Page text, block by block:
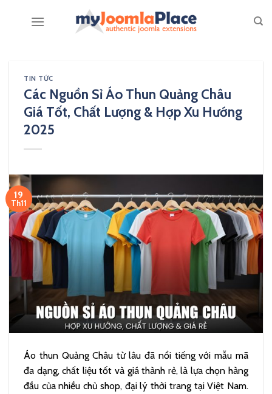
TIN TỨC
Các Nguồn Sỉ Áo Thun Quảng Châu
Giá Tốt, Chất Lượng & Hợp Xu Hướng
2025
19
Th11
Áo thun Quảng Châu từ lâu đã nổi tiếng với mẫu mã
đa dạng, chất liệu tốt và giá thành rẻ, là lựa chọn hàng
đầu của nhiều chủ shop, đại lý thời trang tại Việt Nam.